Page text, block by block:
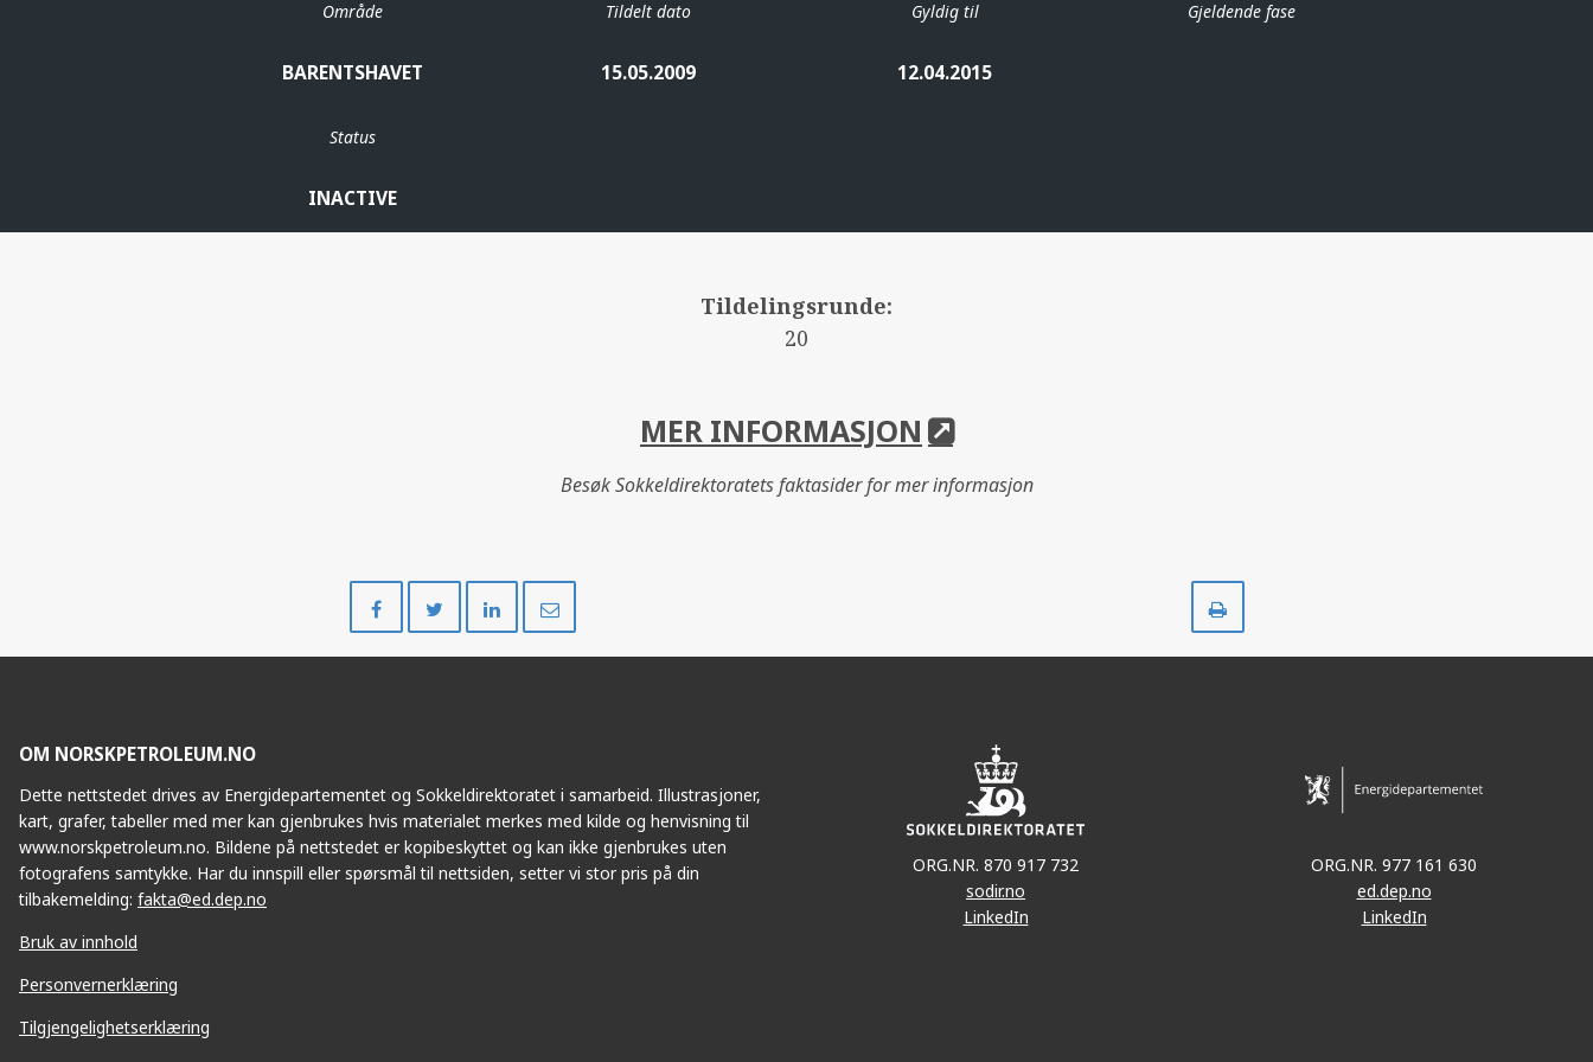
Område
BARENTSHAVET
Tildelt dato
15.05.2009
Gyldig til
12.04.2015
Gjeldende fase
Status
INACTIVE
Tildelingsrunde:
20
MER INFORMASJON
Besøk Sokkeldirektoratets faktasider for mer informasjon
på
på
på
OM NORSKPETROLEUM.NO
Dette nettstedet drives av Energidepartementet og Sokkeldirektoratet i samarbeid. Illustrasjoner,
kart, grafer, tabeller med mer kan gjenbrukes hvis materialet merkes med kilde og henvisning til
www.norskpetroleum.no. Bildene på nettstedet er kopibeskyttet og kan ikke gjenbrukes uten
fotografens samtykke. Har du innspill eller spørsmål til nettsiden, setter vi stor pris på din
tilbakemelding: fakta@ed.dep.no
Bruk av innhold
Personvernerklæring
Tilgjengelighetserklæring
ORG.NR. 870 917 732
sodir.no
LinkedIn
ORG.NR. 977 161 630
ed.dep.no
LinkedIn